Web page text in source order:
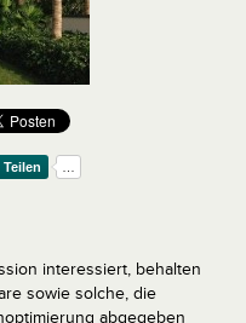
interessiert, behalten
sowie solche, die
abgegeben